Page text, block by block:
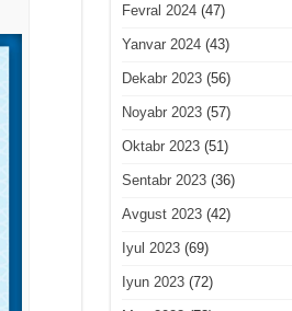
Fevral 2024(47)
Yanvar 2024(43)
Dekabr 2023(56)
Noyabr 2023(57)
Oktabr 2023(51)
Sentabr 2023(36)
Avgust 2023(42)
Iyul 2023(69)
Iyun 2023(72)